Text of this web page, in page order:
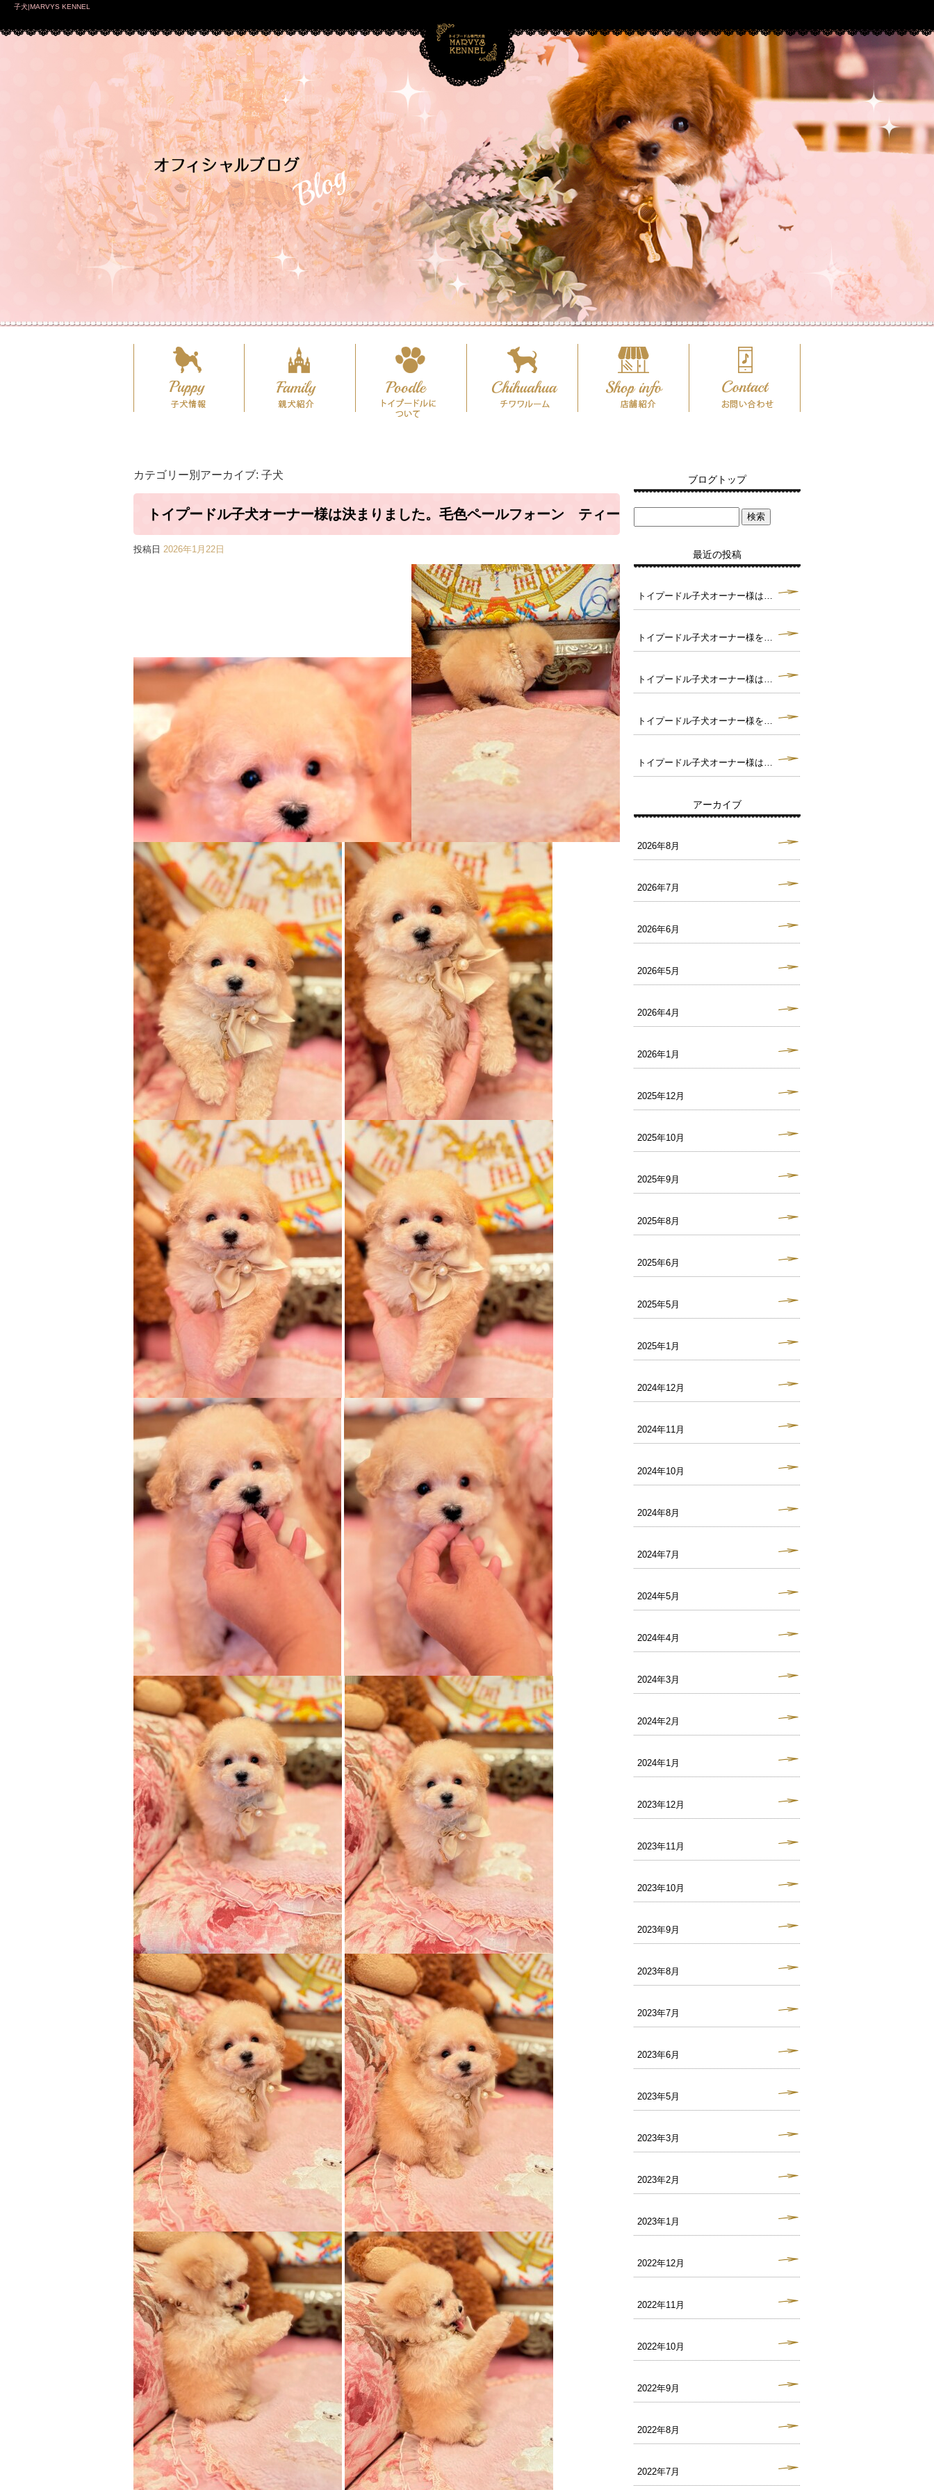
子犬|MARVYS KENNEL
カテゴリー別アーカイブ: 子犬
トイプードル子犬オーナー様は決まりました。毛色ペールフォーン ティー
投稿日 2026年1月22日
ブログトップ
最近の投稿
トイプードル子犬オーナー様は決まりました。毛色クリーム タイニーサイズ予想♪（犬舎：大阪府堺市）
トイプードル子犬オーナー様を募集中です。毛色クリーム トイサイズ予想♪（犬舎：大阪府堺市）
トイプードル子犬オーナー様は決まりました。毛色ブラック タイニーサイズ予想♪（犬舎：大阪府堺市）
トイプードル子犬オーナー様を募集中です。毛色ブラック トイサイズ予想♪（犬舎：大阪府堺市）
トイプードル子犬オーナー様は決まりました。毛色ペールフォーン タイニーサイズ予想♪（犬舎：大阪府堺市）
アーカイブ
2026年8月
2026年7月
2026年6月
2026年5月
2026年4月
2026年1月
2025年12月
2025年10月
2025年9月
2025年8月
2025年6月
2025年5月
2025年1月
2024年12月
2024年11月
2024年10月
2024年8月
2024年7月
2024年5月
2024年4月
2024年3月
2024年2月
2024年1月
2023年12月
2023年11月
2023年10月
2023年9月
2023年8月
2023年7月
2023年6月
2023年5月
2023年3月
2023年2月
2023年1月
2022年12月
2022年11月
2022年10月
2022年9月
2022年8月
2022年7月